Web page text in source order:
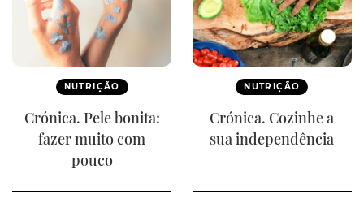
NUTRIÇÃO
Crónica. Pele bonita:
fazer muito com
pouco
NUTRIÇÃO
Crónica. Cozinhe a
sua independência